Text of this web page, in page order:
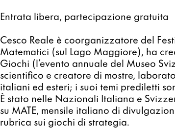
Entrata libera, partecipazione gratuita
Cesco Reale è coorganizzatore del
Matematici (sul Lago Maggiore), ha
Giochi (l’evento annuale del Museo
scientifico e creatore di mostre,
italiani ed esteri; i suoi temi prediletti
È stato nelle Nazionali Italiana e
su MATE, mensile italiano di
rubrica sui giochi di strategia.